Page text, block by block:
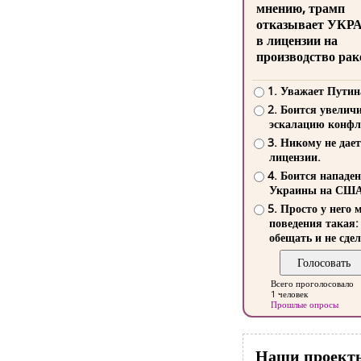
мнению, трамп
отказывает
в лицензии на
производство
1. Уважает
2. Боится
эскалацию
3. Никому не
лицензии.
4. Боится
Украины на
5. Просто у него
поведения такая:
обещать и не
Всего проголосовало
1 человек
Прошлые опросы
Наши